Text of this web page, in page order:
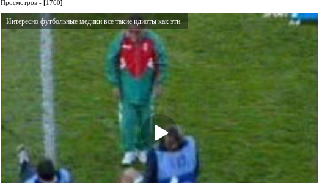
Просмотров - [1760]
Интересно футбольные медики все такие идиоты как эти.